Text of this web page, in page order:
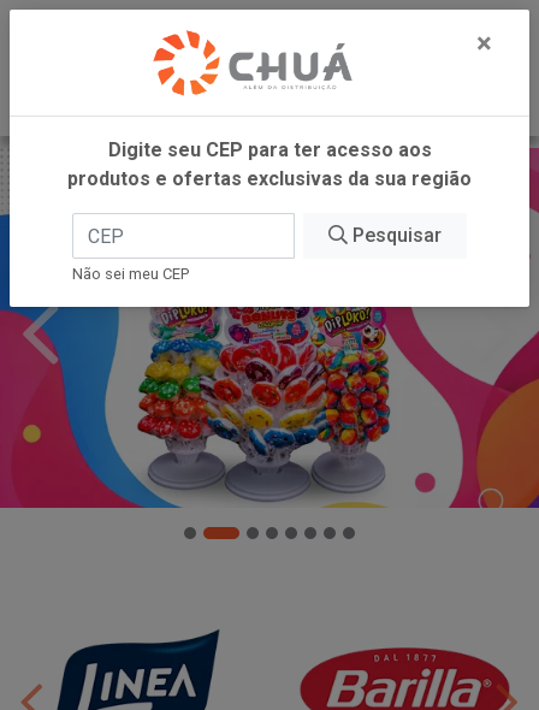
×
Digite seu CEP para ter acesso aos
produtos e ofertas exclusivas da sua região
Pesquisar
Não sei meu CEP